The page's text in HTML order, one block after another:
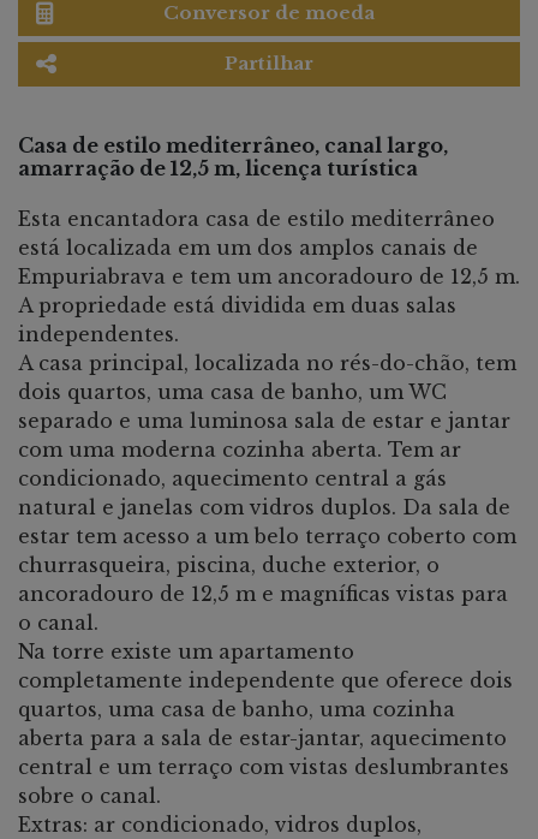
Conversor de moeda
Partilhar
Casa de estilo mediterrâneo, canal largo,
amarração de 12,5 m, licença turística
Esta encantadora casa de estilo mediterrâneo
está localizada em um dos amplos canais de
Empuriabrava e tem um ancoradouro de 12,5 m.
A propriedade está dividida em duas salas
independentes.
A casa principal, localizada no rés-do-chão, tem
dois quartos, uma casa de banho, um WC
separado e uma luminosa sala de estar e jantar
com uma moderna cozinha aberta. Tem ar
condicionado, aquecimento central a gás
natural e janelas com vidros duplos. Da sala de
estar tem acesso a um belo terraço coberto com
churrasqueira, piscina, duche exterior, o
ancoradouro de 12,5 m e magníficas vistas para
o canal.
Na torre existe um apartamento
completamente independente que oferece dois
quartos, uma casa de banho, uma cozinha
aberta para a sala de estar-jantar, aquecimento
central e um terraço com vistas deslumbrantes
sobre o canal.
Extras: ar condicionado, vidros duplos,